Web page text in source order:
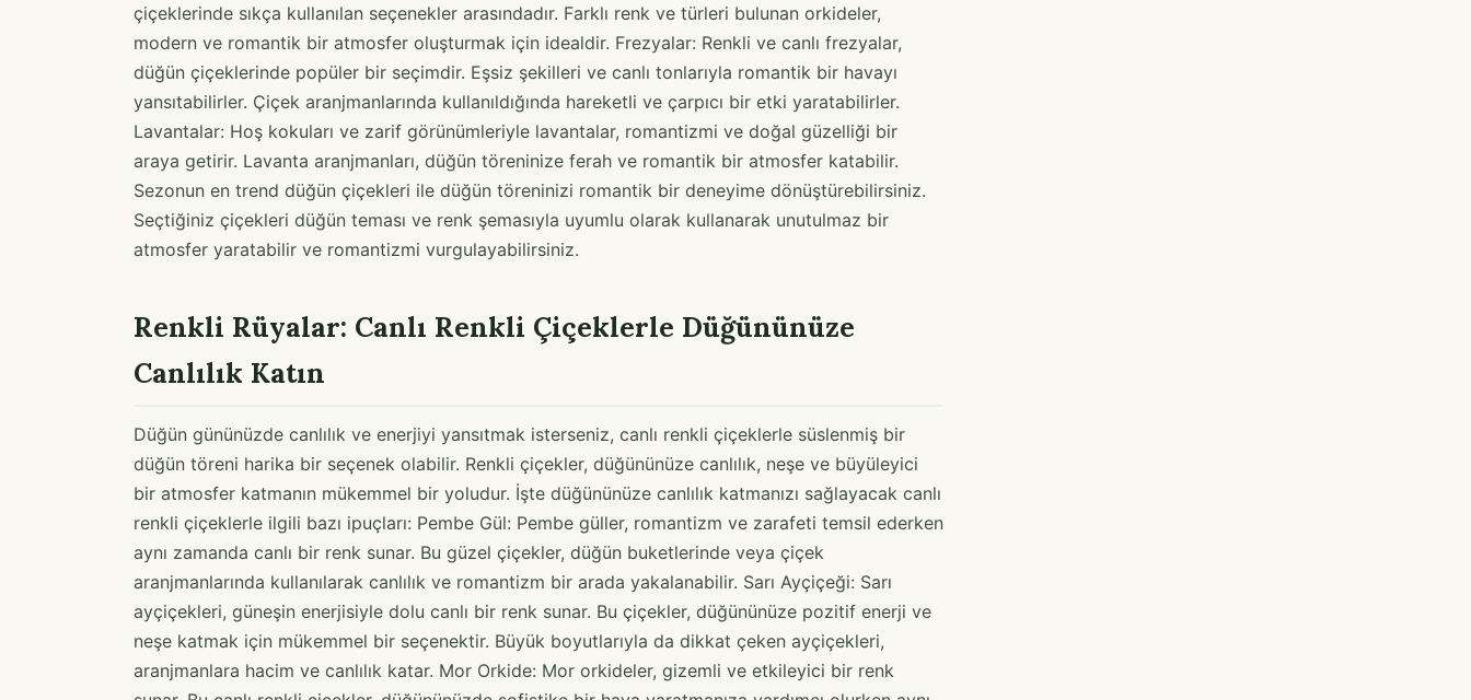
çiçeklerinde sıkça kullanılan seçenekler arasındadır. Farklı renk ve türleri bulunan orkideler,
modern ve romantik bir atmosfer oluşturmak için idealdir. Frezyalar: Renkli ve canlı frezyalar,
düğün çiçeklerinde popüler bir seçimdir. Eşsiz şekilleri ve canlı tonlarıyla romantik bir havayı
yansıtabilirler. Çiçek aranjmanlarında kullanıldığında hareketli ve çarpıcı bir etki yaratabilirler.
Lavantalar: Hoş kokuları ve zarif görünümleriyle lavantalar, romantizmi ve doğal güzelliği bir
araya getirir. Lavanta aranjmanları, düğün töreninize ferah ve romantik bir atmosfer katabilir.
Sezonun en trend düğün çiçekleri ile düğün töreninizi romantik bir deneyime dönüştürebilirsiniz.
Seçtiğiniz çiçekleri düğün teması ve renk şemasıyla uyumlu olarak kullanarak unutulmaz bir
atmosfer yaratabilir ve romantizmi vurgulayabilirsiniz.
Renkli Rüyalar: Canlı Renkli Çiçeklerle Düğününüze
Canlılık Katın
Düğün gününüzde canlılık ve enerjiyi yansıtmak isterseniz, canlı renkli çiçeklerle süslenmiş bir
düğün töreni harika bir seçenek olabilir. Renkli çiçekler, düğününüze canlılık, neşe ve büyüleyici
bir atmosfer katmanın mükemmel bir yoludur. İşte düğününüze canlılık katmanızı sağlayacak canlı
renkli çiçeklerle ilgili bazı ipuçları: Pembe Gül: Pembe güller, romantizm ve zarafeti temsil ederken
aynı zamanda canlı bir renk sunar. Bu güzel çiçekler, düğün buketlerinde veya çiçek
aranjmanlarında kullanılarak canlılık ve romantizm bir arada yakalanabilir. Sarı Ayçiçeği: Sarı
ayçiçekleri, güneşin enerjisiyle dolu canlı bir renk sunar. Bu çiçekler, düğününüze pozitif enerji ve
neşe katmak için mükemmel bir seçenektir. Büyük boyutlarıyla da dikkat çeken ayçiçekleri,
aranjmanlara hacim ve canlılık katar. Mor Orkide: Mor orkideler, gizemli ve etkileyici bir renk